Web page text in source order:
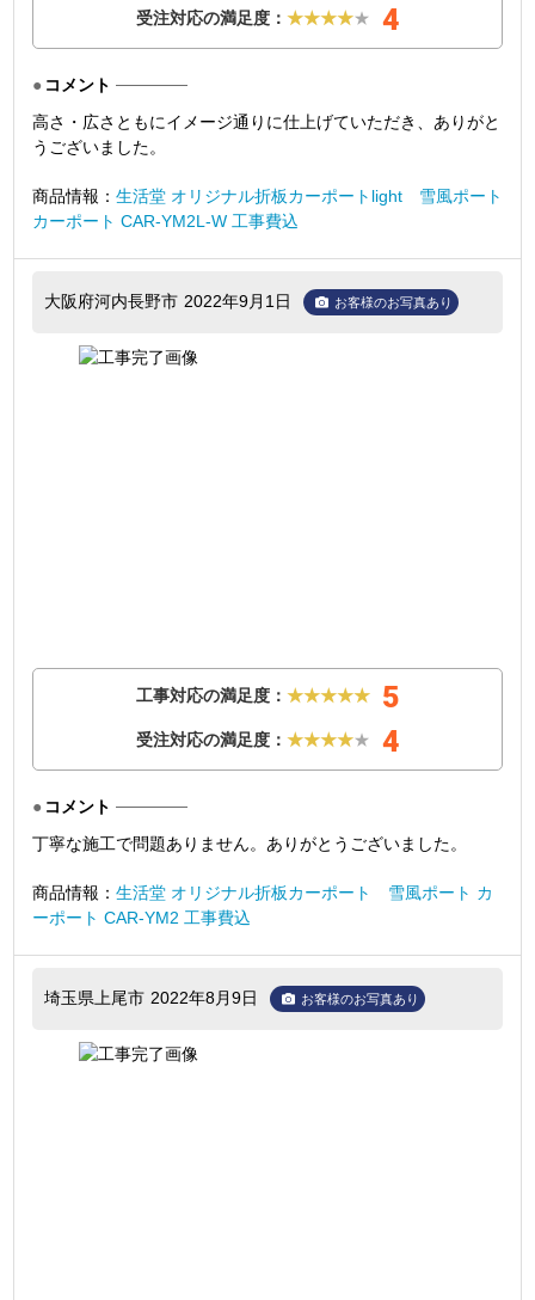
受注対応の満足度： ★★★★★ 4
コメント
高さ・広さともにイメージ通りに仕上げていただき、ありがと
うございました。
商品情報： 生活堂 オリジナル折板カーポートlight 雪風ポート
カーポート CAR-YM2L-W 工事費込
大阪府河内長野市 2022年9月1日 お客様のお写真あり
工事対応の満足度： ★★★★★ 5
受注対応の満足度： ★★★★★ 4
コメント
丁寧な施工で問題ありません。ありがとうございました。
商品情報： 生活堂 オリジナル折板カーポート 雪風ポート カ
ーポート CAR-YM2 工事費込
埼玉県上尾市 2022年8月9日 お客様のお写真あり